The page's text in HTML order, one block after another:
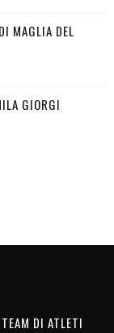
MAGLIA DEL
GIORGI
DI ATLETI